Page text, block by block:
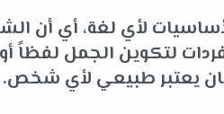
لأي لغة، أي أن
لتكوين الجمل لفظاً
يعتبر طبيعي لأي